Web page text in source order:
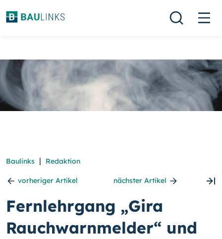
Baulinks | Redaktion
vorheriger Artikel nächster Artikel
Fernlehrgang „Gira
Rauchwarnmelder“ und